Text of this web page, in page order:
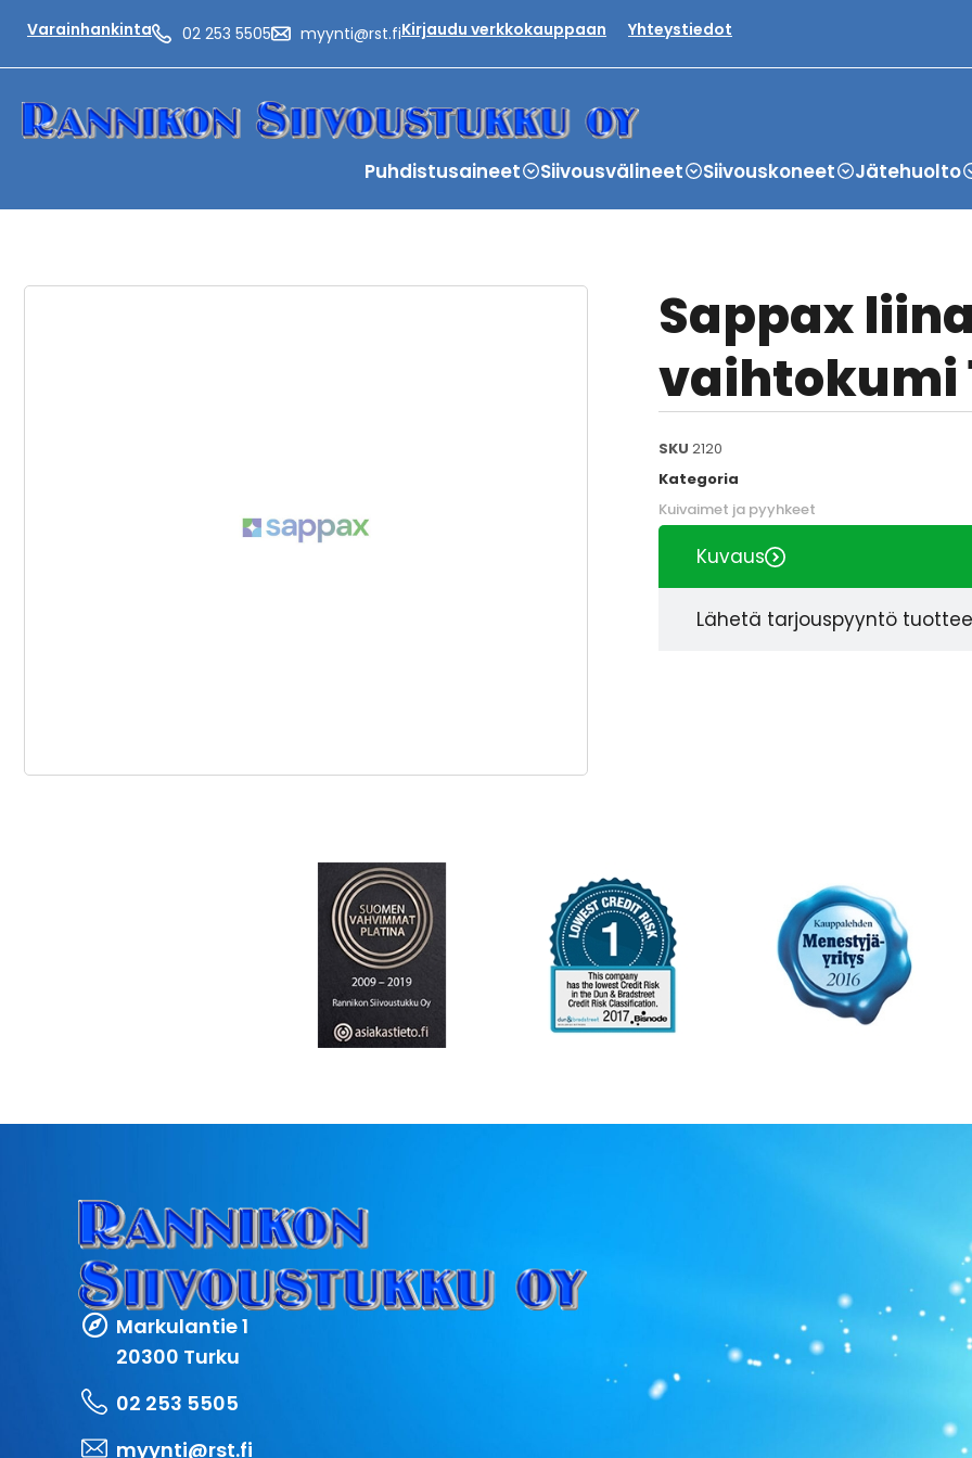
Varainhankinta 02 253 5505 myynti@rst.fiKirjaudu verkkokauppaan Yhteystiedot
Puhdistusaineet Siivousvälineet Siivouskoneet Jätehuolto
Sappax
vaihtokumi
SKU 2120
Kategoria
Kuivaimet ja pyyhkeet
Kuvaus
Lähetä tarjouspyyntö
Markulantie 1
20300 Turku
02 253 5505
myynti@rst.fi